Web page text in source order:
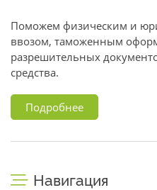
Поможем физическим и
ввозом, таможенным
разрешительных
средства.
Подробнее
Навигация